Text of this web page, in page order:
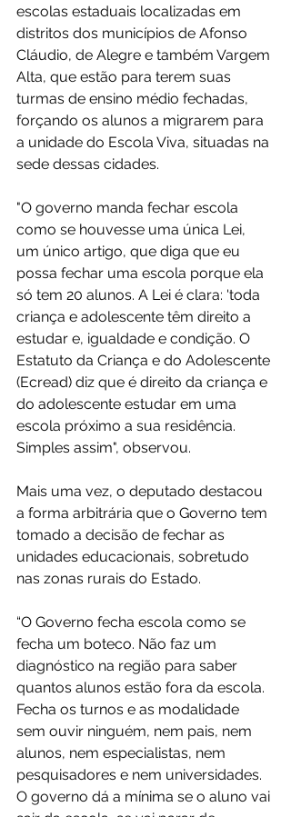
escolas estaduais localizadas em
distritos dos municípios de Afonso
Cláudio, de Alegre e também Vargem
Alta, que estão para terem suas
turmas de ensino médio fechadas,
forçando os alunos a migrarem para
a unidade do Escola Viva, situadas na
sede dessas cidades.
"O governo manda fechar escola
como se houvesse uma única Lei,
um único artigo, que diga que eu
possa fechar uma escola porque ela
só tem 20 alunos. A Lei é clara: 'toda
criança e adolescente têm direito a
estudar e, igualdade e condição. O
Estatuto da Criança e do Adolescente
(Ecread) diz que é direito da criança e
do adolescente estudar em uma
escola próximo a sua residência.
Simples assim", observou.
Mais uma vez, o deputado destacou
a forma arbitrária que o Governo tem
tomado a decisão de fechar as
unidades educacionais, sobretudo
nas zonas rurais do Estado.
“O Governo fecha escola como se
fecha um boteco. Não faz um
diagnóstico na região para saber
quantos alunos estão fora da escola.
Fecha os turnos e as modalidade
sem ouvir ninguém, nem pais, nem
alunos, nem especialistas, nem
pesquisadores e nem universidades.
O governo dá a mínima se o aluno vai